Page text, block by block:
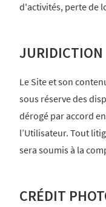
d'activités, perte de
JURIDICTION
Le Site et son
sous réserve des
dérogé par accord
l’Utilisateur. Tout
sera soumis à la
CRÉDIT